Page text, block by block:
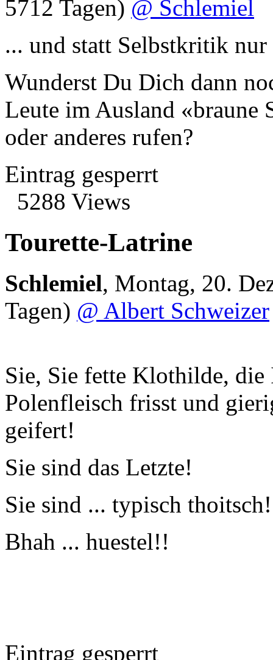
5712 Tagen) @ Schlemiel
... und statt Selbstkritik
Wunderst Du Dich dann
Leute im Ausland «braune
oder anderes rufen?
Eintrag gesperrt
5288 Views
Tourette-Latrine
Schlemiel, Montag, 20.
Tagen) @ Albert Schweizer
Sie, Sie fette Klothilde,
Polenfleisch frisst und
geifert!
Sie sind das Letzte!
Sie sind ... typisch thoitsch!
Bhah ... huestel!!
Eintrag gesperrt